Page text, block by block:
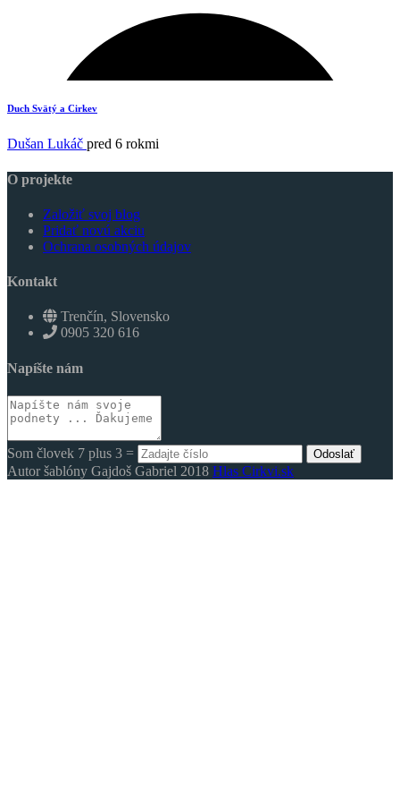
Duch Svätý a Cirkev
Dušan Lukáč pred 6 rokmi
O projekte
Založiť svoj blog
Pridať novú akciu
Ochrana osobných údajov
Kontakt
Trenčín, Slovensko
0905 320 616
Napíšte nám
Som človek 7 plus 3 = Odoslať
Autor šablóny Gajdoš Gabriel 2018 Hlas Cirkvi.sk